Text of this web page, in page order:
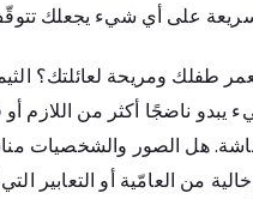
على أي شيء يجعلك
طفلك ومريحة لعائلتك؟
يبدو ناضجًا أكثر من اللازم
هل الصور والشخصيات
من العامّية أو التعابير